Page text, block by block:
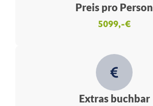
Preis pro Person
5099,-€
Extras buchbar